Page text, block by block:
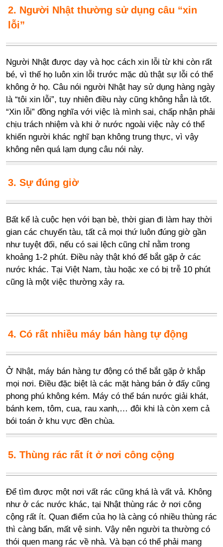
2. Người Nhật thường sử dụng câu “xin
lỗi”
Người Nhật được dạy và học cách xin lỗi từ khi còn rất
bé, vì thế họ luôn xin lỗi trước mặc dù thật sự lỗi có thể
không ở họ. Câu nói người Nhật hay sử dụng hàng ngày
là “tôi xin lỗi”, tuy nhiên điều này cũng không hẳn là tốt.
“Xin lỗi” đồng nghĩa với việc là mình sai, chấp nhận phải
chịu trách nhiệm và khi ở nước ngoài việc này có thể
khiến người khác nghĩ bạn không trung thực, vì vậy
không nên quá lạm dụng câu nói này.
3. Sự đúng giờ
Bất kể là cuộc hẹn với bạn bè, thời gian đi làm hay thời
gian các chuyến tàu, tất cả mọi thứ luôn đúng giờ gần
như tuyệt đối, nếu có sai lệch cũng chỉ nằm trong
khoảng 1-2 phút. Điều này thật khó để bắt gặp ở các
nước khác. Tại Việt Nam, tàu hoặc xe có bị trễ 10 phút
cũng là một việc thường xảy ra.
4. Có rất nhiều máy bán hàng tự động
Ở Nhật, máy bán hàng tự động có thể bắt gặp ở khắp
mọi nơi. Điều đặc biệt là các mặt hàng bán ở đấy cũng
phong phú không kém. Máy có thể bán nước giải khát,
bánh kem, tôm, cua, rau xanh,… đôi khi là còn xem cả
bói toán ở khu vực đền chùa.
5. Thùng rác rất ít ở nơi công cộng
Để tìm được một nơi vất rác cũng khá là vất vả. Không
như ở các nước khác, tại Nhật thùng rác ở nơi công
cộng rất ít. Quan điểm của họ là càng có nhiều thùng rác
thì càng bẩn, mất vệ sinh. Vậy nên người ta thường có
thói quen mang rác về nhà. Và bạn có thể phải mang